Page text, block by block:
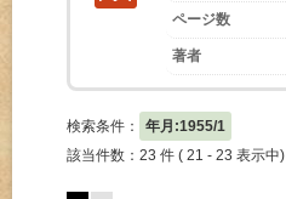
ページ数
著者
検索条件：
年月:1955/1
該当件数：23 件 ( 21 - 23 表示中)